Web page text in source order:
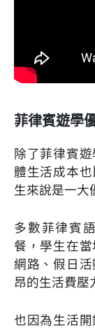
菲律賓遊學
除了菲律賓
體生活成本
生來說是一大
多數菲律賓
餐，學生在
網路、假日
昂的生活費壓
也因為生活